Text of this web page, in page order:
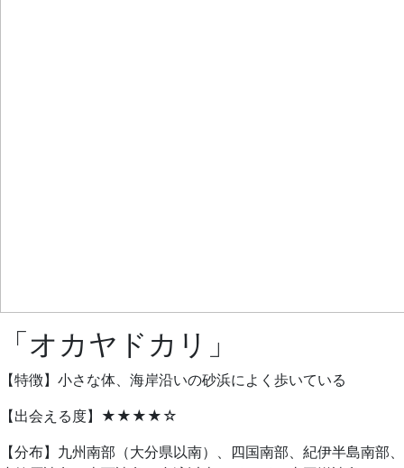
「オカヤドカリ」
【特徴】小さな体、海岸沿いの砂浜によく歩いている
【出会える度】★★★★☆
【分布】九州南部（大分県以南）、四国南部、紀伊半島南部、